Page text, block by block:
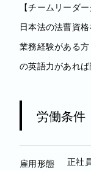
【チームリーダー
日本法の法曹資
業務経験がある
の英語力があれば
労働条件
雇用形態 正社